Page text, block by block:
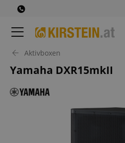
Aktivboxen
Yamaha DXR15mkII